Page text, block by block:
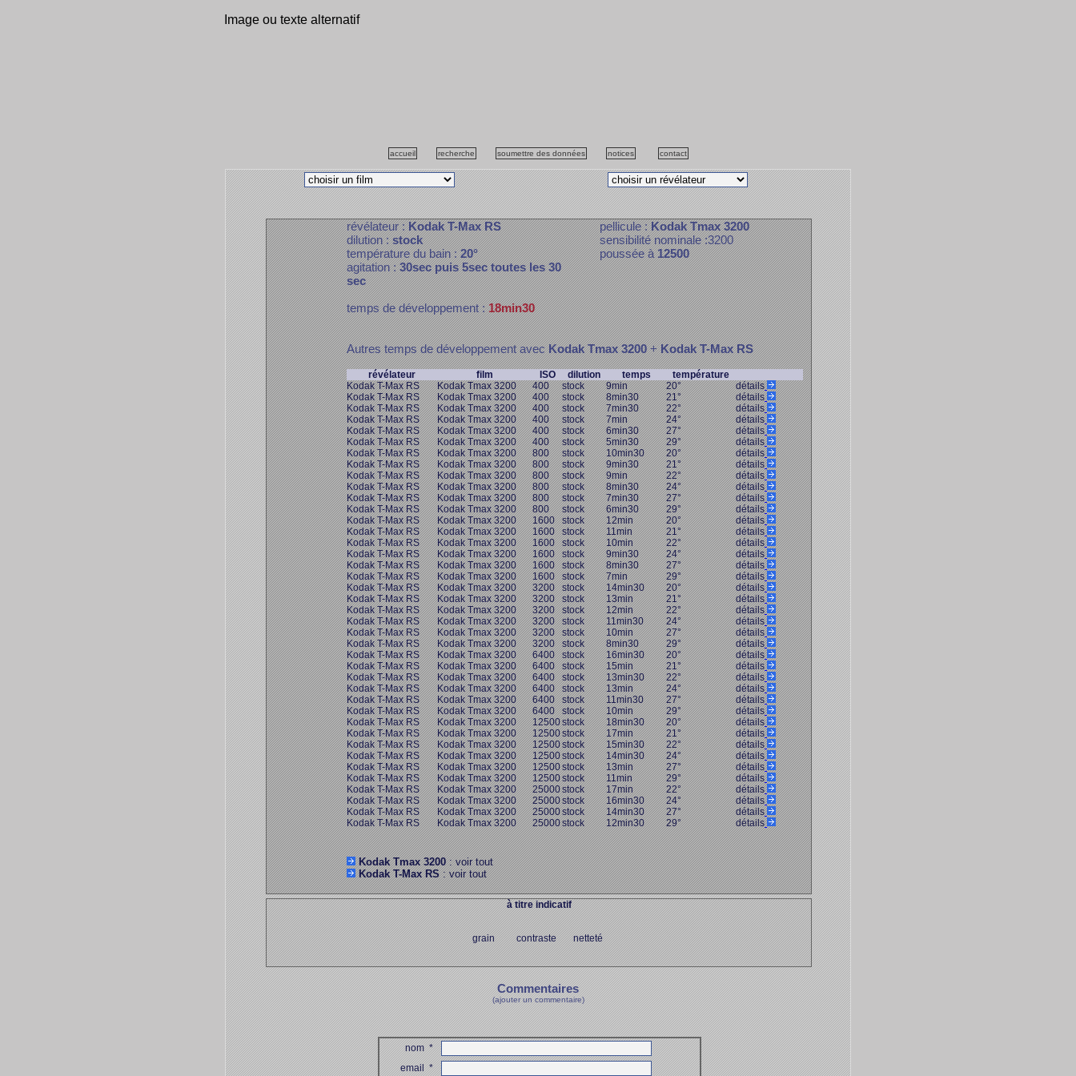
Image ou texte alternatif
accueil recherche soumettre des données notices contact
révélateur :Kodak T-Max RS
dilution :stock
température du bain :20°
agitation :30sec puis 5sec toutes les 30
sec
pellicule :Kodak Tmax 3200
sensibilité nominale :3200
poussée à12500
temps de développement :18min30
Autres temps de développement avecKodak Tmax 3200+Kodak T-Max RS
révélateur film ISO dilution temps
température
Kodak T-Max RS
Kodak Tmax 3200 400 stock 9min 20°
détails
Kodak T-Max RS
Kodak Tmax 3200 400 stock 8min30 21°
détails
Kodak T-Max RS
Kodak Tmax 3200 400 stock 7min30 22°
détails
Kodak T-Max RS
Kodak Tmax 3200 400 stock 7min 24°
détails
Kodak T-Max RS
Kodak Tmax 3200 400 stock 6min30 27°
détails
Kodak T-Max RS
Kodak Tmax 3200 400 stock 5min30 29°
détails
Kodak T-Max RS
Kodak Tmax 3200 800 stock 10min30 20°
détails
Kodak T-Max RS
Kodak Tmax 3200 800 stock 9min30 21°
détails
Kodak T-Max RS
Kodak Tmax 3200 800 stock 9min 22°
détails
Kodak T-Max RS
Kodak Tmax 3200 800 stock 8min30 24°
détails
Kodak T-Max RS
Kodak Tmax 3200 800 stock 7min30 27°
détails
Kodak T-Max RS
Kodak Tmax 3200 800 stock 6min30 29°
détails
Kodak T-Max RS
Kodak Tmax 3200 1600 stock 12min 20°
détails
Kodak T-Max RS
Kodak Tmax 3200 1600 stock 11min 21°
détails
Kodak T-Max RS
Kodak Tmax 3200 1600 stock 10min 22°
détails
Kodak T-Max RS
Kodak Tmax 3200 1600 stock 9min30 24°
détails
Kodak T-Max RS
Kodak Tmax 3200 1600 stock 8min30 27°
détails
Kodak T-Max RS
Kodak Tmax 3200 1600 stock 7min 29°
détails
Kodak T-Max RS
Kodak Tmax 3200 3200 stock 14min30 20°
détails
Kodak T-Max RS
Kodak Tmax 3200 3200 stock 13min 21°
détails
Kodak T-Max RS
Kodak Tmax 3200 3200 stock 12min 22°
détails
Kodak T-Max RS
Kodak Tmax 3200 3200 stock 11min30 24°
détails
Kodak T-Max RS
Kodak Tmax 3200 3200 stock 10min 27°
détails
Kodak T-Max RS
Kodak Tmax 3200 3200 stock 8min30 29°
détails
Kodak T-Max RS
Kodak Tmax 3200 6400 stock 16min30 20°
détails
Kodak T-Max RS
Kodak Tmax 3200 6400 stock 15min 21°
détails
Kodak T-Max RS
Kodak Tmax 3200 6400 stock 13min30 22°
détails
Kodak T-Max RS
Kodak Tmax 3200 6400 stock 13min 24°
détails
Kodak T-Max RS
Kodak Tmax 3200 6400 stock 11min30 27°
détails
Kodak T-Max RS
Kodak Tmax 3200 6400 stock 10min 29°
détails
Kodak T-Max RS
Kodak Tmax 3200 12500stock 18min30 20°
détails
Kodak T-Max RS
Kodak Tmax 3200 12500stock 17min 21°
détails
Kodak T-Max RS
Kodak Tmax 3200 12500stock 15min30 22°
détails
Kodak T-Max RS
Kodak Tmax 3200 12500stock 14min30 24°
détails
Kodak T-Max RS
Kodak Tmax 3200 12500stock 13min 27°
détails
Kodak T-Max RS
Kodak Tmax 3200 12500stock 11min 29°
détails
Kodak T-Max RS
Kodak Tmax 3200 25000stock 17min 22°
détails
Kodak T-Max RS
Kodak Tmax 3200 25000stock 16min30 24°
détails
Kodak T-Max RS
Kodak Tmax 3200 25000stock 14min30 27°
détails
Kodak T-Max RS
Kodak Tmax 3200 25000stock 12min30 29° détails
Kodak Tmax 3200: voir tout
Kodak T-Max RS: voir tout
à titre indicatif
grain contraste netteté
Commentaires
(ajouter un commentaire)
nom*
email*